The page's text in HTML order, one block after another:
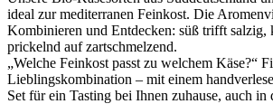
ideal zur mediterranen Feinkost. Die
Kombinieren und Entdecken: süß trifft salzig,
prickelnd auf zartschmelzend.
„Welche Feinkost passt zu welchem Käse?“
Lieblingskombination – mit einem
Set für ein Tasting bei Ihnen zuhause, auch in